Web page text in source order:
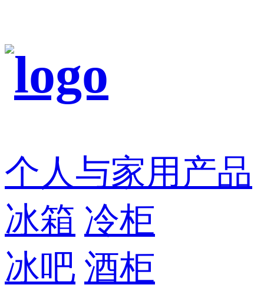
个人与家用产品
冰箱 冷柜
冰吧 酒柜